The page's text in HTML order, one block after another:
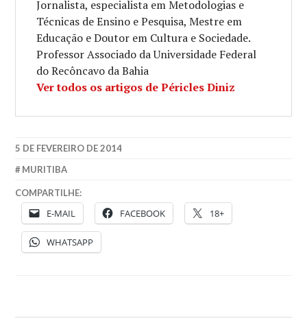
Jornalista, especialista em Metodologias e
Técnicas de Ensino e Pesquisa, Mestre em
Educação e Doutor em Cultura e Sociedade.
Professor Associado da Universidade Federal
do Recôncavo da Bahia
Ver todos os artigos de Péricles Diniz
5 DE FEVEREIRO DE 2014
MURITIBA
COMPARTILHE:
E-MAIL FACEBOOK 18+
WHATSAPP